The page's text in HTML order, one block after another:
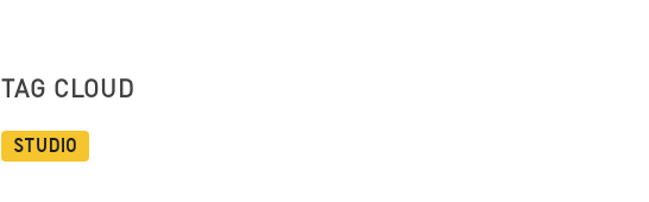
TAG CLOUD
Studio